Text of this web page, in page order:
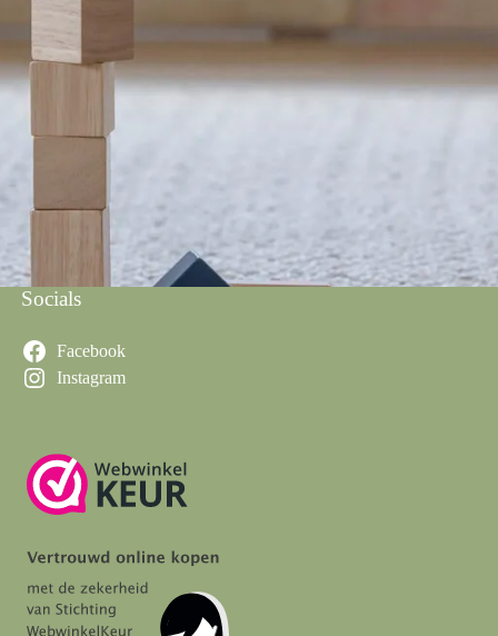
Socials
Facebook
Instagram